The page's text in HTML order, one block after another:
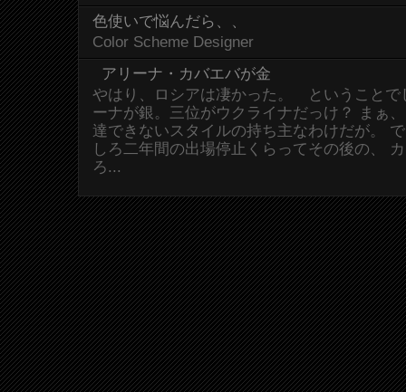
色使いで悩んだら、、
Color Scheme Designer
アリーナ・カバエバが金
やはり、ロシアは凄かった。 ということで
ーナが銀。三位がウクライナだっけ？ まぁ
達できないスタイルの持ち主なわけだが。
しろ二年間の出場停止くらってその後の、
ろ...